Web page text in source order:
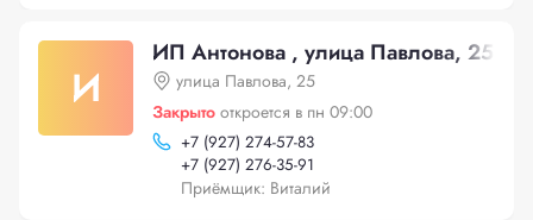
И
ИП Антонова , улица Павлова, 25
улица Павлова, 25
Закрыто откроется в пн 09:00
+7 (927) 274-57-83
+7 (927) 276-35-91
Приёмщик: Виталий